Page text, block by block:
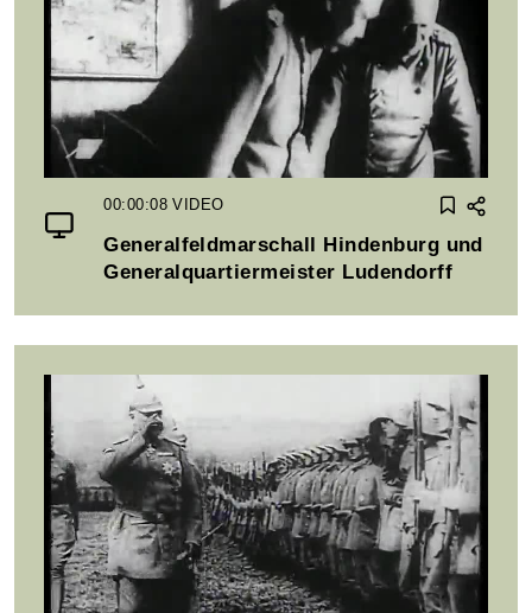
00:00:08VIDEO
Generalfeldmarschall Hindenburg und
Generalquartiermeister Ludendorff